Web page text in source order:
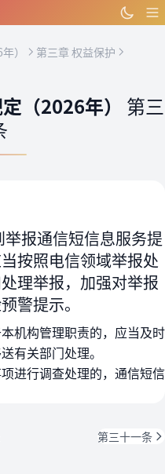
）
第三章 权益保护
（2026年） 第三
报通信短信息服务提
按照电信领域举报处
理举报，加强对举报
警提示。
机构管理职责的，应当及时
有关部门处理。
进行调查处理的，通信短信
第三十一条